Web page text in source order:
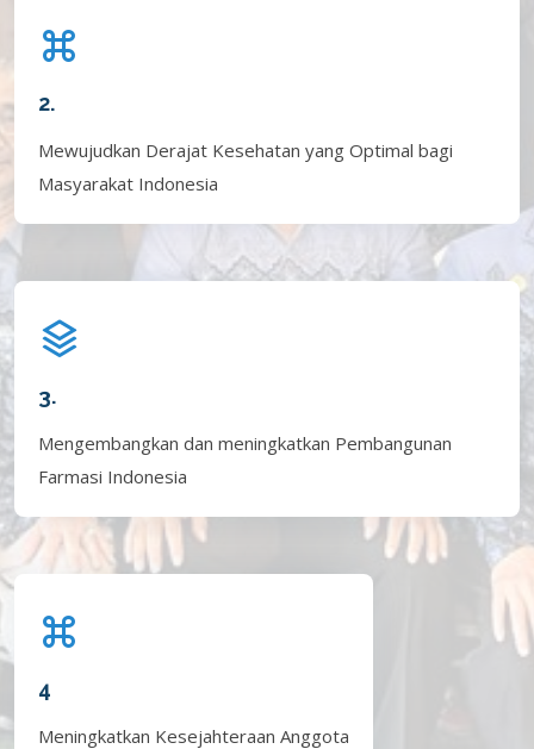
2.
Mewujudkan Derajat Kesehatan yang Optimal bagi
Masyarakat Indonesia
3.
Mengembangkan dan meningkatkan Pembangunan
Farmasi Indonesia
4
Meningkatkan Kesejahteraan Anggota